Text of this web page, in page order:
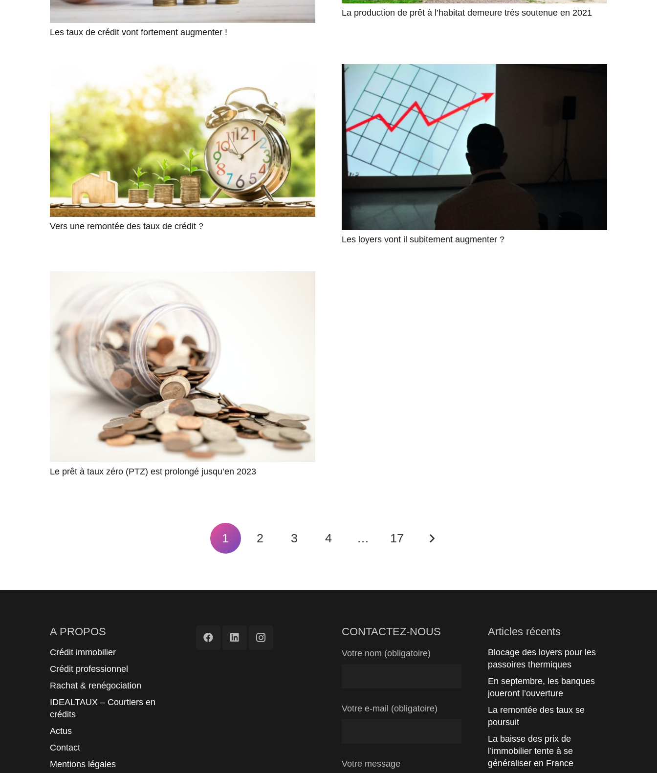
Les taux de crédit vont fortement augmenter !
La production de prêt à l’habitat demeure très soutenue en 2021
Vers une remontée des taux de crédit ?
Les loyers vont il subitement augmenter ?
Le prêt à taux zéro (PTZ) est prolongé jusqu’en 2023
1 2 3 4 … 17
A PROPOS
Crédit immobilier
Crédit professionnel
Rachat & renégociation
IDEALTAUX – Courtiers en
crédits
Actus
Contact
Mentions légales
CONTACTEZ-NOUS
Votre nom (obligatoire)
Votre e-mail (obligatoire)
Votre message
Articles récents
Blocage des loyers pour les
passoires thermiques
En septembre, les banques
joueront l’ouverture
La remontée des taux se
poursuit
La baisse des prix de
l’immobilier tente à se
généraliser en France